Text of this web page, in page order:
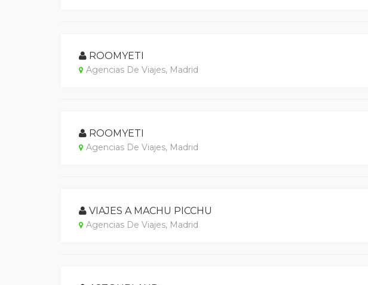
ROOMYETI
Agencias De Viajes, Madrid
ROOMYETI
Agencias De Viajes, Madrid
VIAJES A MACHU PICCHU
Agencias De Viajes, Madrid